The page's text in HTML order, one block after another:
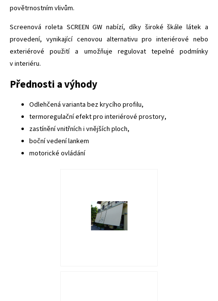
povětrnostním vlivům.
Screenová roleta SCREEN GW nabízí, díky široké škále látek a
provedení, vynikající cenovou alternativu pro interiérové nebo
exteriérové použití a umožňuje regulovat tepelné podmínky
v interiéru.
Přednosti a výhody
Odlehčená varianta bez krycího profilu,
termoregulační efekt pro interiérové prostory,
zastínění vnitřních i vnějších ploch,
boční vedení lankem
motorické ovládání